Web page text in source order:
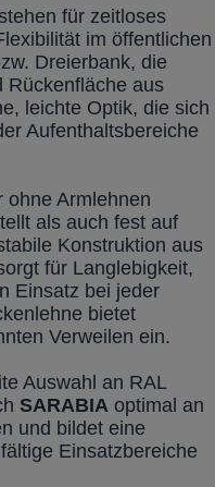
für zeitloses
im öffentlichen
Dreierbank, die
Rückenfläche aus
leichte Optik, die sich
Aufenthaltsbereiche
ohne Armlehnen
als auch fest auf
Konstruktion aus
für Langlebigkeit,
Einsatz bei jeder
bietet
Verweilen ein.
Auswahl an RAL
SARABIA optimal an
und bildet eine
Einsatzbereiche